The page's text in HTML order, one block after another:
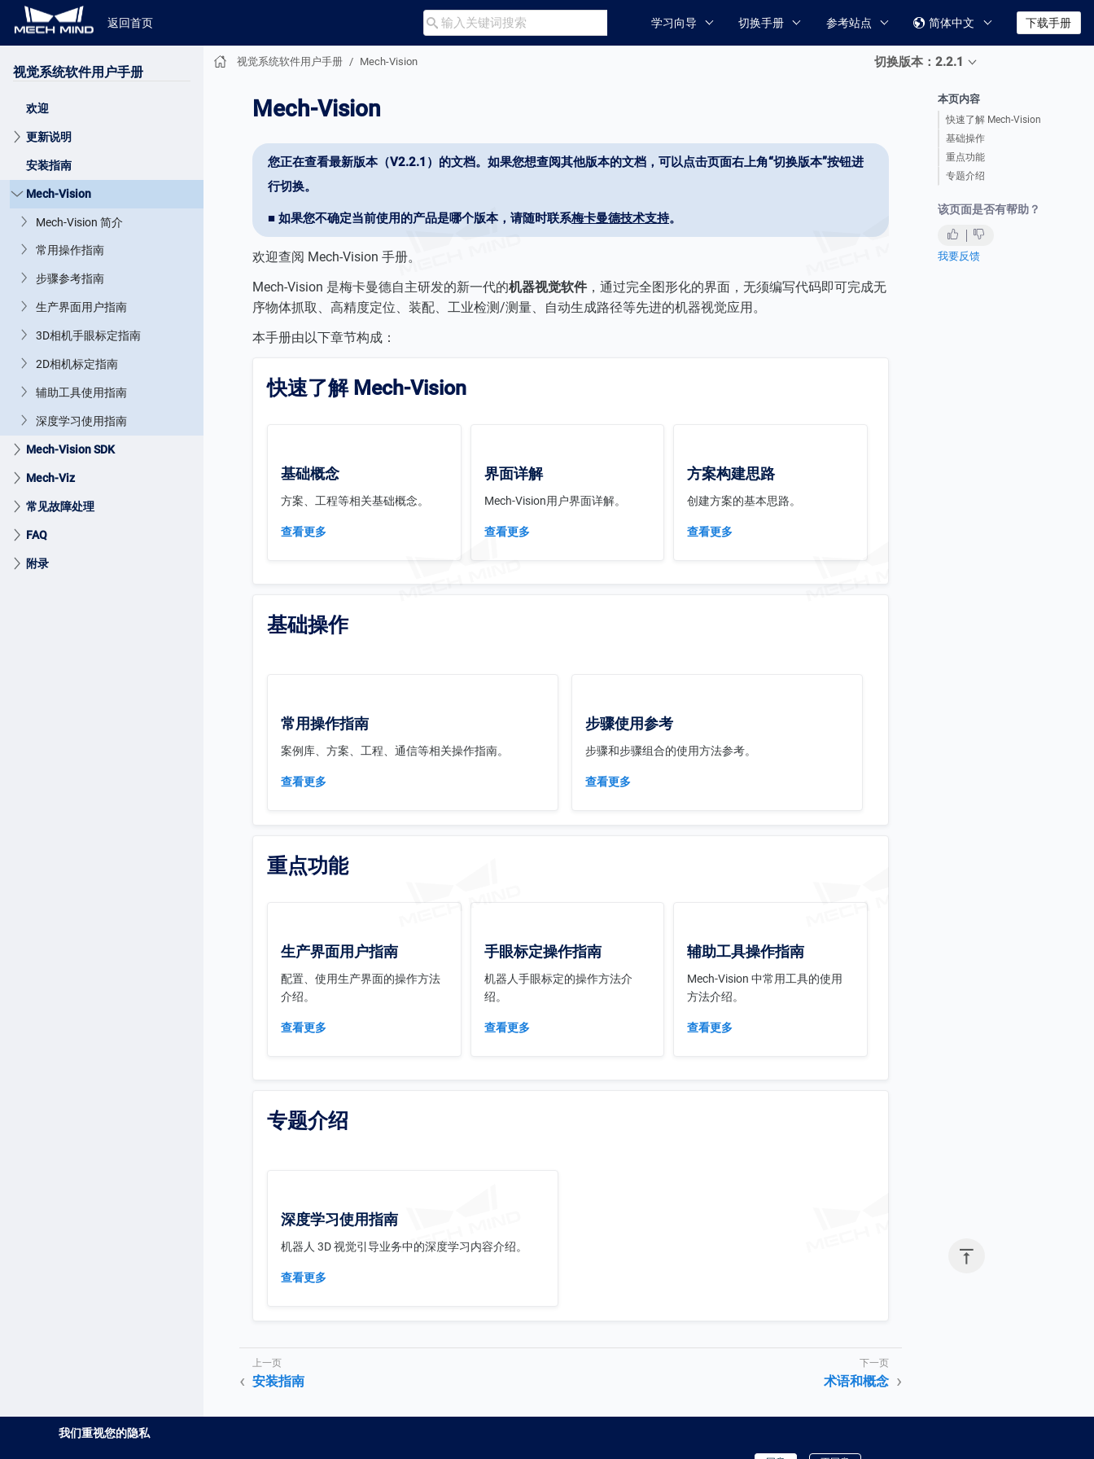
返回首页  学习向导 切换手册 参考站点  简体中文 下载手册
视觉系统软件用户手册
欢迎
更新说明
安装指南
Mech-Vision
Mech-Vision 简介
常用操作指南
步骤参考指南
生产界面用户指南
3D相机手眼标定指南
2D相机标定指南
辅助工具使用指南
深度学习使用指南
Mech-Vision SDK
Mech-Viz
常见故障处理
FAQ
附录
视觉系统软件用户手册 Mech-Vision 切换版本：2.2.1
本页内容
快速了解 Mech-Vision
基础操作
重点功能
专题介绍
该页面是否有帮助？
我要反馈

Mech-Vision
您正在查看最新版本（V2.2.1）的文档。如果您想查阅其他版本的文档，可以点击页面右上角“切换版本”按钮进
行切换。
■ 如果您不确定当前使用的产品是哪个版本，请随时联系梅卡曼德技术支持。
欢迎查阅 Mech-Vision 手册。
Mech-Vision 是梅卡曼德自主研发的新一代的机器视觉软件，通过完全图形化的界面，无须编写代码即可完成无
序物体抓取、高精度定位、装配、工业检测/测量、自动生成路径等先进的机器视觉应用。
本手册由以下章节构成：
快速了解 Mech-Vision
基础概念
方案、工程等相关基础概念。
查看更多
界面详解
Mech-Vision用户界面详解。
查看更多
方案构建思路
创建方案的基本思路。
查看更多
基础操作
常用操作指南
案例库、方案、工程、通信等相关操作指南。
查看更多
步骤使用参考
步骤和步骤组合的使用方法参考。
查看更多
重点功能
生产界面用户指南
配置、使用生产界面的操作方法
介绍。
查看更多
手眼标定操作指南
机器人手眼标定的操作方法介
绍。
查看更多
辅助工具操作指南
Mech-Vision 中常用工具的使用
方法介绍。
查看更多
专题介绍
深度学习使用指南
机器人 3D 视觉引导业务中的深度学习内容介绍。
查看更多
安装指南 术语和概念
我们重视您的隐私